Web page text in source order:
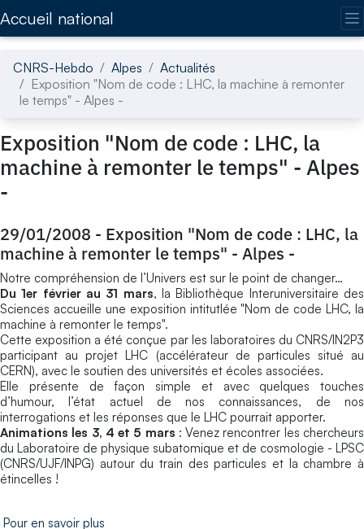
Accueil national
CNRS-Hebdo Alpes
Actualités
Exposition "Nom de code : LHC, la machine à remonter
le temps" - Alpes -
Exposition "Nom de code : LHC, la
machine à remonter le temps" - Alpes
-
29/01/2008 - Exposition "Nom de code : LHC, la
machine à remonter le temps" - Alpes -
Notre compréhension de l’Univers est sur le point de changer…
Du 1er février au 31 mars, la Bibliothèque Interuniversitaire des
Sciences accueille une exposition intitutlée "Nom de code LHC, la
machine à remonter le temps".
Cette exposition a été conçue par les laboratoires du CNRS/IN2P3
participant au projet LHC (accélérateur de particules situé au
CERN), avec le soutien des universités et écoles associées.
Elle présente de façon simple et avec quelques touches
d’humour, l’état actuel de nos connaissances, de nos
interrogations et les réponses que le LHC pourrait apporter.
Animations les 3, 4 et 5 mars : Venez rencontrer les chercheurs
du Laboratoire de physique subatomique et de cosmologie - LPSC
(CNRS/UJF/INPG) autour du train des particules et la chambre à
étincelles !
Pour en savoir plus